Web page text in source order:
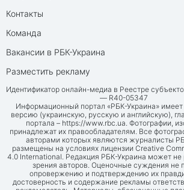
Контакты
Команда
Вакансии в РБК-Украина
Разместить рекламу
Идентификатор онлайн-медиа в Реестре
— R40-05347
Информационный портал «РБК-Украина»
версию (украинскую, русскую и английскую),
портала – https://www.rbc.ua. Фотографии,
принадлежат их правообладателям. Все
авторами которых являются журналисты
размещены на условиях лицензии Creative
4.0 International. Редакция РБК-Украина может не
зрения авторов. Оценочные суждения не
опровержению и подтверждению их
достоверность и содержание рекламы